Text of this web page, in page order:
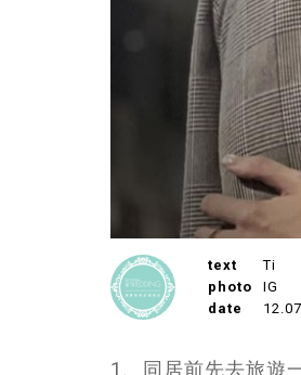
text
Ti
photo
IG
date
1、同居前先去旅遊